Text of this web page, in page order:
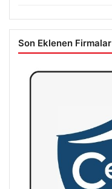
Son Eklenen Firmalar